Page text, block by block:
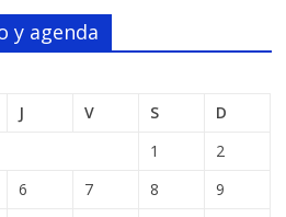
y agenda
J V S
D
1
2
6 7 8
9